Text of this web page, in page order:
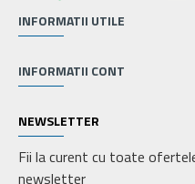
INFORMATII UTILE
INFORMATII CONT
NEWSLETTER
Fii la curent cu toate
newsletter